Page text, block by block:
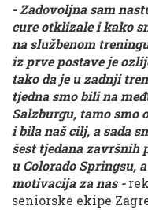
- Zadovoljna sam
cure otklizale i kako
na službenom
iz prve postave je
tako da je u zadnji
tjedna smo bili na
Salzburgu, tamo smo
i bila naš cilj, a sada
šest tjedana završnih
u Colorado Springsu,
motivacija za nas -
seniorske ekipe